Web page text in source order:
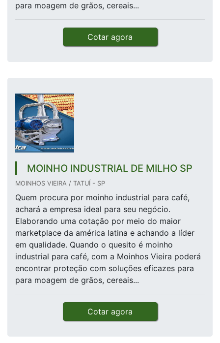
para moagem de grãos, cereais...
Cotar agora
MOINHO INDUSTRIAL DE MILHO SP
MOINHOS VIEIRA / TATUÍ - SP
Quem procura por moinho industrial para café,
achará a empresa ideal para seu negócio.
Elaborando uma cotação por meio do maior
marketplace da américa latina e achando a líder
em qualidade. Quando o quesito é moinho
industrial para café, com a Moinhos Vieira poderá
encontrar proteção com soluções eficazes para
para moagem de grãos, cereais...
Cotar agora